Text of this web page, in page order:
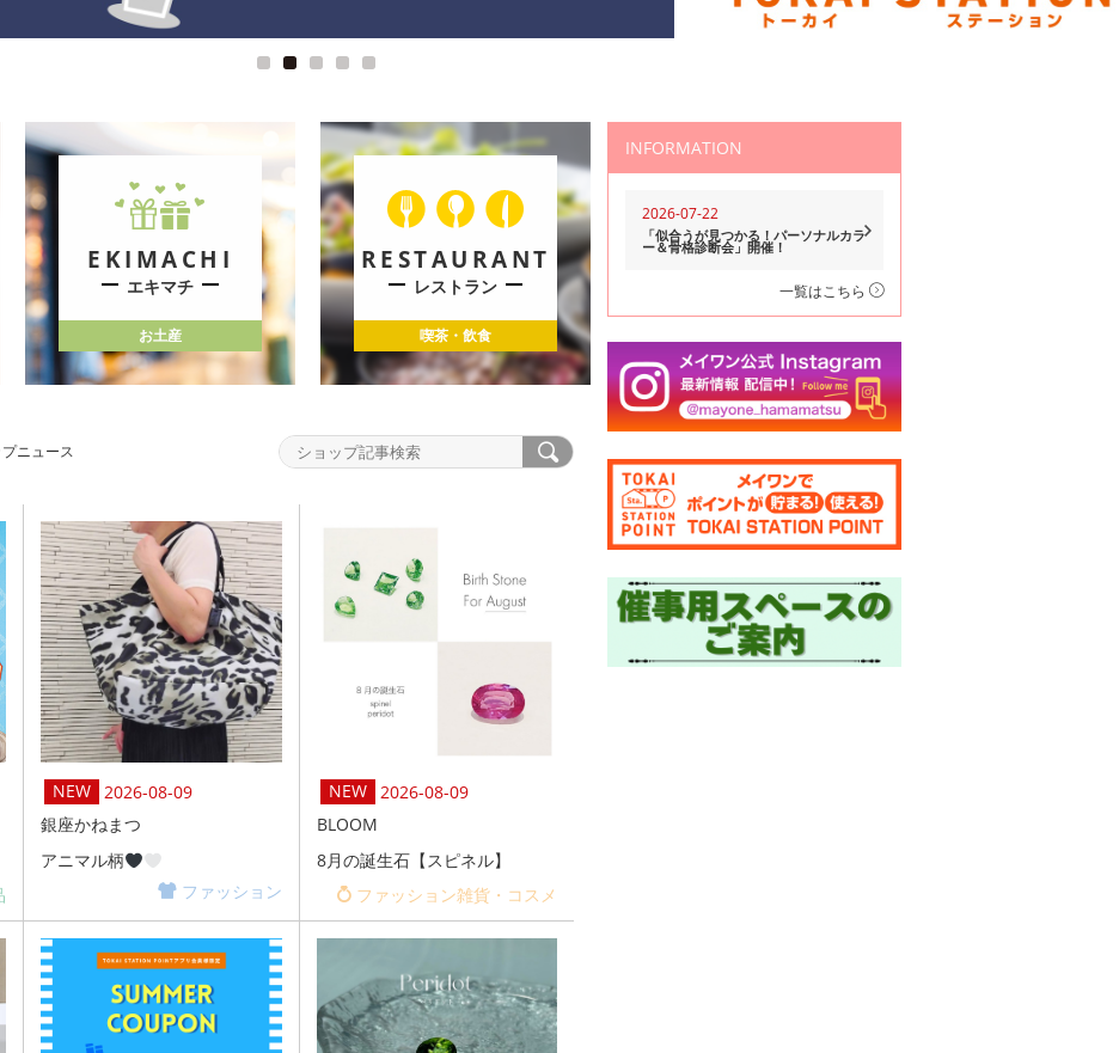
EKIMACHI
エキマチ
お土産
RESTAURANT
レストラン
喫茶・飲食
INFORMATION
2026-07-22
「似合うが見つかる！パーソナルカラ
ー＆骨格診断会」開催！
一覧はこちら
ニュース
2026-08-09
銀座かねまつ
アニマル柄
ファッション
2026-08-09
BLOOM
8月の誕生石【スピネル】
ファッション雑貨・コスメ